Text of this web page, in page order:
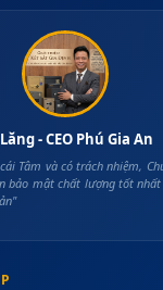
- CEO Phú Gia An
Tâm và có trách nhiệm,
bảo mật chất lượng tốt